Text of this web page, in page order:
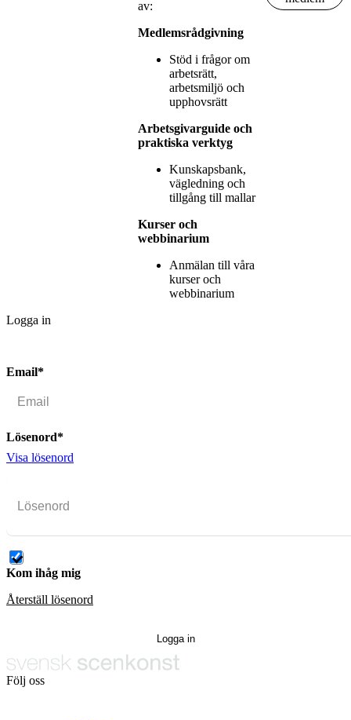
av:
Medlemsrådgivning
Stöd i frågor om
arbetsrätt,
arbetsmiljö och
upphovsrätt
Arbetsgivarguide och
praktiska verktyg
Kunskapsbank,
vägledning och
tillgång till mallar
Kurser och
webbinarium
Anmälan till våra
kurser och
webbinarium
Logga in
Email*
Lösenord*
Visa lösenord
Kom ihåg mig
Återställ lösenord
Följ oss